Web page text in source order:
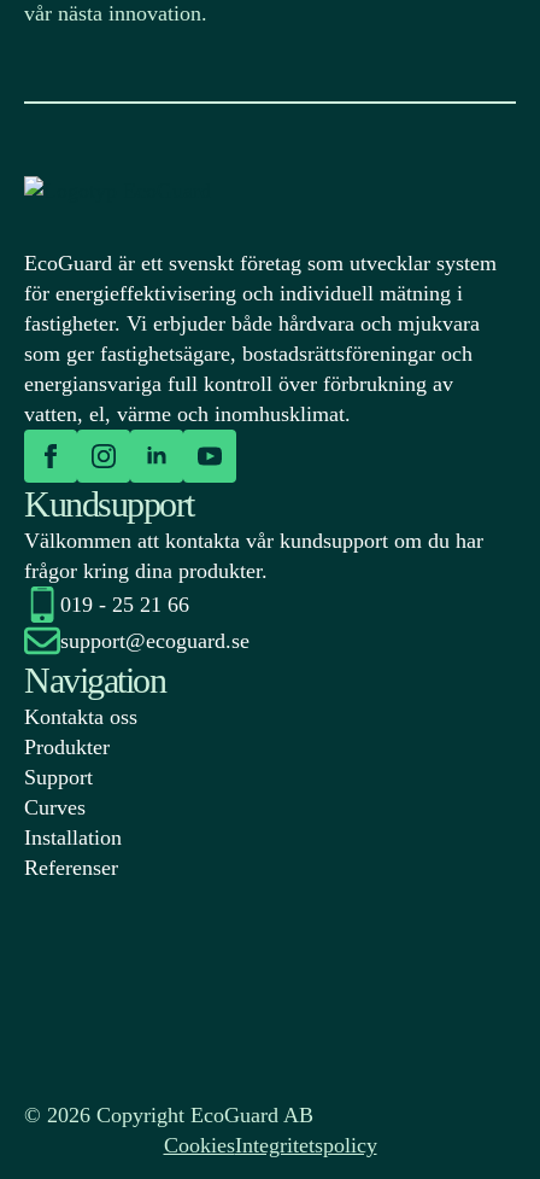
vår nästa innovation.
EcoGuard är ett svenskt företag som utvecklar system
för energieffektivisering och individuell mätning i
fastigheter. Vi erbjuder både hårdvara och mjukvara
som ger fastighetsägare, bostadsrättsföreningar och
energiansvariga full kontroll över förbrukning av
vatten, el, värme och inomhusklimat.
Kundsupport
Välkommen att kontakta vår kundsupport om du har
frågor kring dina produkter.
019 - 25 21 66
support@ecoguard.se
Navigation
Kontakta oss
Produkter
Support
Curves
Installation
Referenser
© 2026 Copyright EcoGuard AB
CookiesIntegritetspolicy